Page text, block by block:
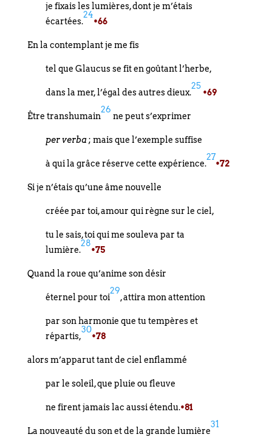
je fixais les lumières, dont je m’étais
écartées.
24
•66
En la contemplant je me fis
tel que Glaucus se fit en goûtant l’herbe,
dans la mer, l’égal des autres dieux.
25
•69
Être transhumain
26
ne peut s’exprimer
per verba; mais que l’exemple suffise
à qui la grâce réserve cette expérience.
27
•72
Si je n’étais qu’une âme nouvelle
créée par toi, amour qui règne sur le ciel,
tu le sais, toi qui me souleva par ta
lumière.
28
•75
Quand la roue qu’anime son désir
éternel pour toi
29
, attira mon attention
par son harmonie que tu tempères et
répartis,
30
•78
alors m’apparut tant de ciel enflammé
par le soleil, que pluie ou fleuve
ne firent jamais lac aussi étendu.•81
La nouveauté du son et de la grande lumière
31